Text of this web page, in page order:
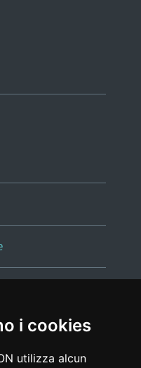
i cookies
utilizza alcun